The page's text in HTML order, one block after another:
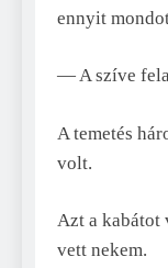
ennyit
— A szíve
A temetés
volt.
Azt a kabátot
vett nekem.